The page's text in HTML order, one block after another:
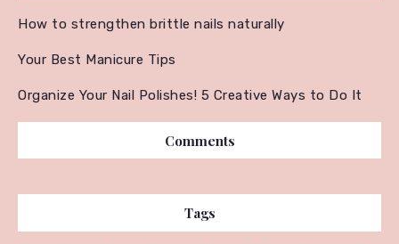
How to strengthen brittle nails naturally
Your Best Manicure Tips
Organize Your Nail Polishes! 5 Creative Ways to Do It
Comments
Tags